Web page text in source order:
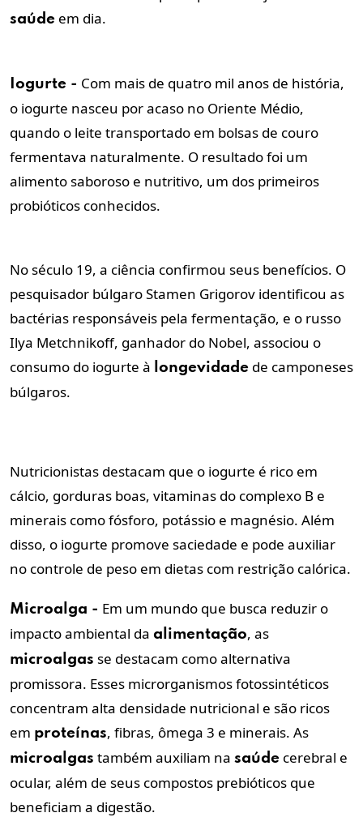
saúde em dia.
Iogurte - Com mais de quatro mil anos de história,
o iogurte nasceu por acaso no Oriente Médio,
quando o leite transportado em bolsas de couro
fermentava naturalmente. O resultado foi um
alimento saboroso e nutritivo, um dos primeiros
probióticos conhecidos.
No século 19, a ciência confirmou seus benefícios. O
pesquisador búlgaro Stamen Grigorov identificou as
bactérias responsáveis pela fermentação, e o russo
Ilya Metchnikoff, ganhador do Nobel, associou o
consumo do iogurte à longevidade de camponeses
búlgaros.
Nutricionistas destacam que o iogurte é rico em
cálcio, gorduras boas, vitaminas do complexo B e
minerais como fósforo, potássio e magnésio. Além
disso, o iogurte promove saciedade e pode auxiliar
no controle de peso em dietas com restrição calórica.
Microalga - Em um mundo que busca reduzir o
impacto ambiental da alimentação, as
microalgas se destacam como alternativa
promissora. Esses microrganismos fotossintéticos
concentram alta densidade nutricional e são ricos
em proteínas, fibras, ômega 3 e minerais. As
microalgas também auxiliam na saúde cerebral e
ocular, além de seus compostos prebióticos que
beneficiam a digestão.